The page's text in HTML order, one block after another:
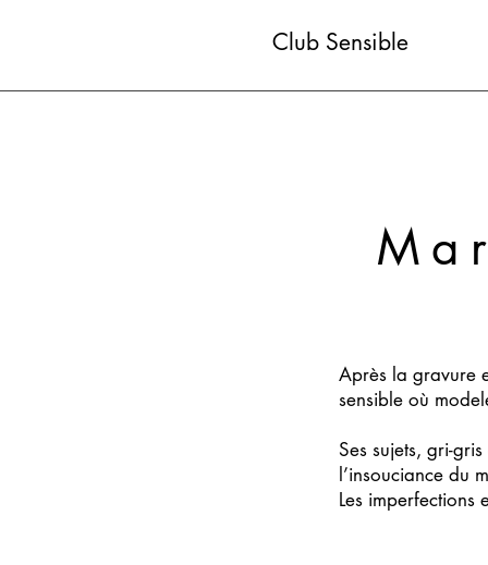
Club Sensible
Après la gravure
sensible où
Ses sujets, gri-
l’insouciance du
Les imperfections